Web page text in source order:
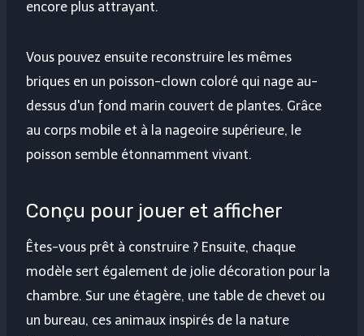
encore plus attrayant.
Vous pouvez ensuite reconstruire les mêmes
briques en un poisson-clown coloré qui nage au-
dessus d'un fond marin couvert de plantes. Grâce
au corps mobile et à la nageoire supérieure, le
poisson semble étonnamment vivant.
Conçu pour jouer et afficher
Êtes-vous prêt à construire ? Ensuite, chaque
modèle sert également de jolie décoration pour la
chambre. Sur une étagère, une table de chevet ou
un bureau, ces animaux inspirés de la nature